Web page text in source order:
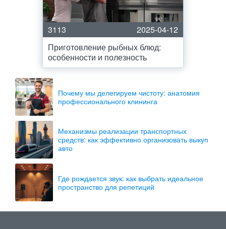
3113
2025-04-12
Приготовление рыбных блюд:
особенности и полезность
Почему мы делегируем чистоту: анатомия
профессионального клининга
Механизмы реализации транспортных
средств: как эффективно организовать выкуп
авто
Где рождается звук: как выбрать идеальное
пространство для репетиций